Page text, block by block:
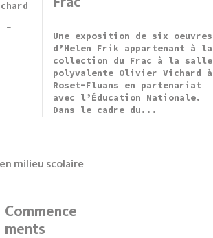
Une exposition de six oeuvres
d’Helen Frik appartenant à la
collection du Frac à la salle
polyvalente Olivier Vichard à
Roset-Fluans en partenariat
avec l’Éducation Nationale.
Dans le cadre du...
-
milieu scolaire
Commence
ments